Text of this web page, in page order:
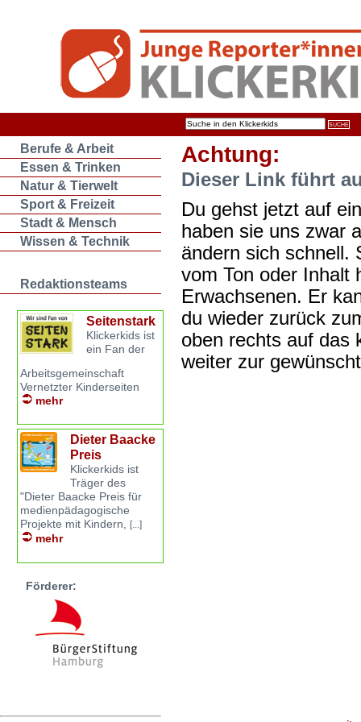
Berufe & Arbeit
Essen & Trinken
Natur & Tierwelt
Sport & Freizeit
Stadt & Mensch
Wissen & Technik
Redaktionsteams
Seitenstark
Klickerkids ist
ein Fan der
Arbeitsgemeinschaft
Vernetzter Kinderseiten
mehr
Dieter Baacke
Preis
Klickerkids ist
Träger des
"Dieter Baacke Preis für
medienpädagogische
Projekte mit Kindern, [...]
mehr
Förderer:
Achtung:
Dieser Link führt
Du gehst jetzt auf
haben sie uns zwar
ändern sich schnell.
vom Ton oder Inhalt
Erwachsenen. Er
du wieder zurück
oben rechts auf das
weiter zur